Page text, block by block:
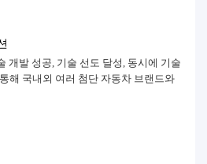
개발 성공, 기술 선도 달성, 동시에 기술
해 국내외 여러 첨단 자동차 브랜드와